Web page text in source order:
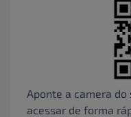
Aponte a camera do
acessar de forma